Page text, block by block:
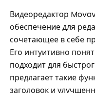
Видеоредактор
обеспечение для
сочетающее в себе
Его интуитивно
подходит для
предлагает такие
заголовок и